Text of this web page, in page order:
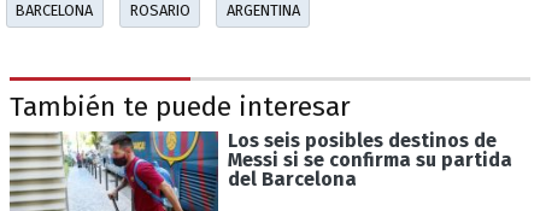
BARCELONA ROSARIO ARGENTINA
También te puede interesar
Los seis posibles destinos de
Messi si se confirma su partida
del Barcelona